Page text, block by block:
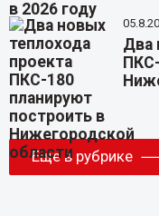
Два
Еще в рубрике